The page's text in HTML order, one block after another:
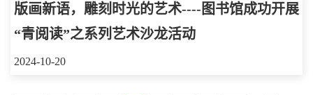
版画新语，雕刻时光的艺术----图书馆成功开展
“青阅读”之系列艺术沙龙活动
2024-10-20